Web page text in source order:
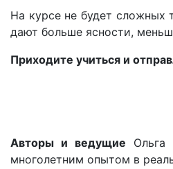
На курсе не будет сложных
дают больше ясности,
Приходите учиться и
Авторы и ведущие Ольга
многолетним опытом в